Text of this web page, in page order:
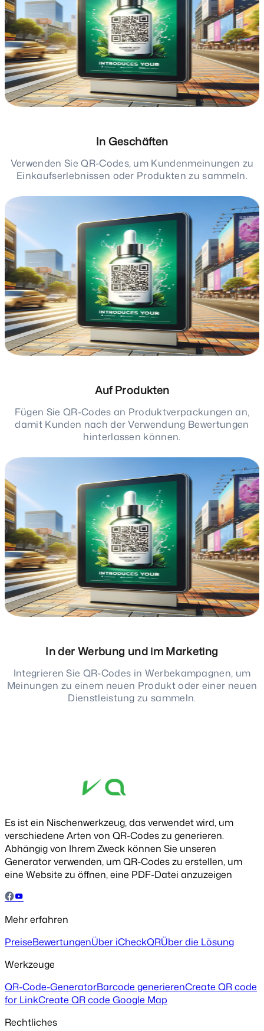
In Geschäften
Verwenden Sie QR-Codes, um Kundenmeinungen zu
Einkaufserlebnissen oder Produkten zu sammeln.
Auf Produkten
Fügen Sie QR-Codes an Produktverpackungen an,
damit Kunden nach der Verwendung Bewertungen
hinterlassen können.
In der Werbung und im Marketing
Integrieren Sie QR-Codes in Werbekampagnen, um
Meinungen zu einem neuen Produkt oder einer neuen
Dienstleistung zu sammeln.
Es ist ein Nischenwerkzeug, das verwendet wird, um
verschiedene Arten von QR-Codes zu generieren.
Abhängig von Ihrem Zweck können Sie unseren
Generator verwenden, um QR-Codes zu erstellen, um
eine Website zu öffnen, eine PDF-Datei anzuzeigen
Mehr erfahren
PreiseBewertungenÜber iCheckQRÜber die Lösung
Werkzeuge
QR-Code-GeneratorBarcode generierenCreate QR code
for LinkCreate QR code Google Map
Rechtliches